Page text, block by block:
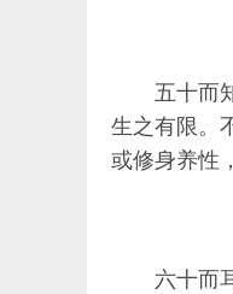
五十而
生之有限。
或修身养性
六十而